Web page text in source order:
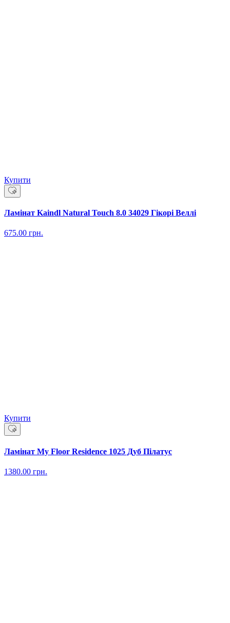
Купити
Ламінат Kaindl Natural Touch 8.0 34029 Гікорі Веллі
675.00 грн.
Купити
Ламінат My Floor Residence 1025 Дуб Пілатус
1380.00 грн.